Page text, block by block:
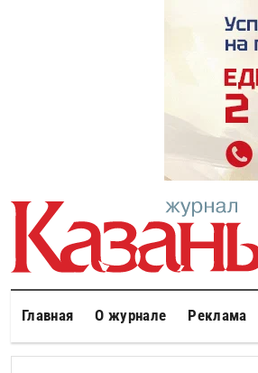
Главная О журнале Реклама